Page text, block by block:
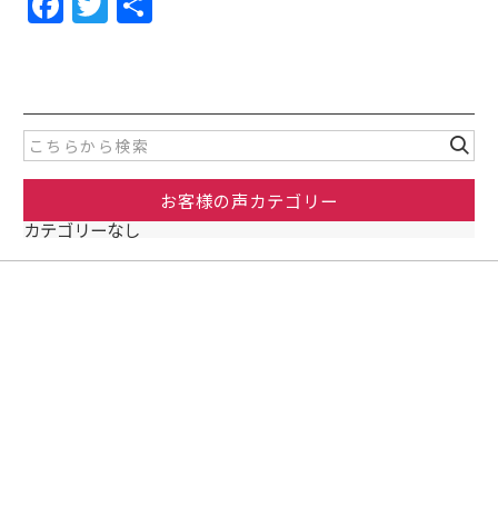
a
e
b
o
o
k
w
er
お客様の声カテゴリー
カテゴリーなし